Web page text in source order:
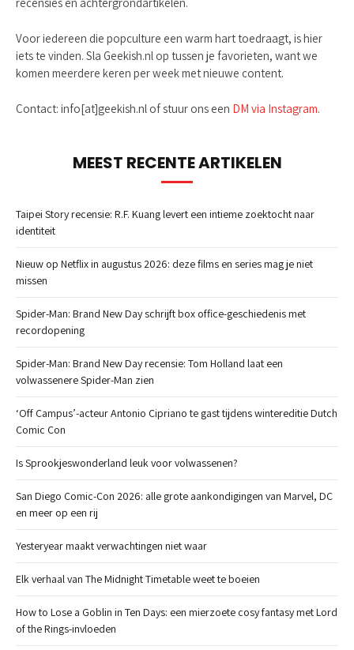
Voor iedereen die popculture een warm hart toedraagt, is hier
iets te vinden. Sla Geekish.nl op tussen je favorieten, want we
komen meerdere keren per week met nieuwe content.
Contact: info[at]geekish.nl of stuur ons een DM via Instagram.
MEEST RECENTE ARTIKELEN
Taipei Story recensie: R.F. Kuang levert een intieme zoektocht naar
identiteit
Nieuw op Netflix in augustus 2026: deze films en series mag je niet
missen
Spider-Man: Brand New Day schrijft box office-geschiedenis met
recordopening
Spider-Man: Brand New Day recensie: Tom Holland laat een
volwassenere Spider-Man zien
‘Off Campus’-acteur Antonio Cipriano te gast tijdens wintereditie Dutch
Comic Con
Is Sprookjeswonderland leuk voor volwassenen?
San Diego Comic-Con 2026: alle grote aankondigingen van Marvel, DC
en meer op een rij
Yesteryear maakt verwachtingen niet waar
Elk verhaal van The Midnight Timetable weet te boeien
How to Lose a Goblin in Ten Days: een mierzoete cosy fantasy met Lord
of the Rings-invloeden